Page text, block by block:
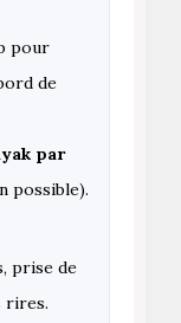
pour
de
par
possible).
prise de
rires.